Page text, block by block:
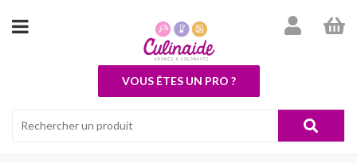
VOUS ÊTES UN PRO ?